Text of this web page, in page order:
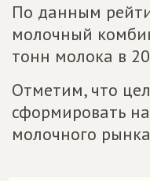
По данным
молочный
тонн молока в
Отметим, что
сформировать
молочного